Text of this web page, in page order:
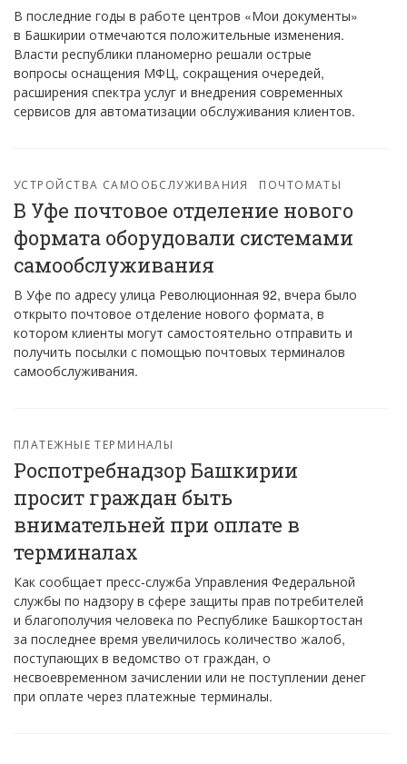
В последние годы в работе центров «Мои документы»
в Башкирии отмечаются положительные изменения.
Власти республики планомерно решали острые
вопросы оснащения МФЦ, сокращения очередей,
расширения спектра услуг и внедрения современных
сервисов для автоматизации обслуживания клиентов.
УСТРОЙСТВА САМООБСЛУЖИВАНИЯ ПОЧТОМАТЫ
В Уфе почтовое отделение нового
формата оборудовали системами
самообслуживания
В Уфе по адресу улица Революционная 92, вчера было
открыто почтовое отделение нового формата, в
котором клиенты могут самостоятельно отправить и
получить посылки с помощью почтовых терминалов
самообслуживания.
ПЛАТЕЖНЫЕ ТЕРМИНАЛЫ
Роспотребнадзор Башкирии
просит граждан быть
внимательней при оплате в
терминалах
Как сообщает пресс-служба Управления Федеральной
службы по надзору в сфере защиты прав потребителей
и благополучия человека по Республике Башкортостан
за последнее время увеличилось количество жалоб,
поступающих в ведомство от граждан, о
несвоевременном зачислении или не поступлении денег
при оплате через платежные терминалы.